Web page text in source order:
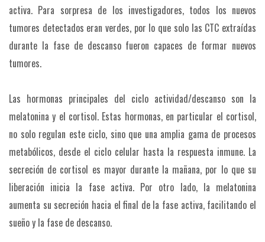
activa. Para sorpresa de los investigadores, todos los nuevos
tumores detectados eran verdes, por lo que solo las CTC extraídas
durante la fase de descanso fueron capaces de formar nuevos
tumores.
Las hormonas principales del ciclo actividad/descanso son la
melatonina y el cortisol. Estas hormonas, en particular el cortisol,
no solo regulan este ciclo, sino que una amplia gama de procesos
metabólicos, desde el ciclo celular hasta la respuesta inmune. La
secreción de cortisol es mayor durante la mañana, por lo que su
liberación inicia la fase activa. Por otro lado, la melatonina
aumenta su secreción hacia el final de la fase activa, facilitando el
sueño y la fase de descanso.